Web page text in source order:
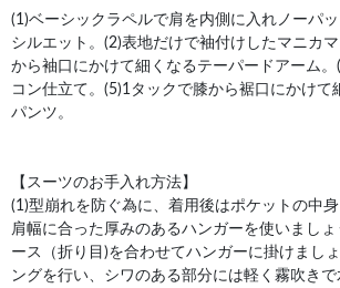
(1)ベーシックラペルで肩を内側に入れノーパ
シルエット。(2)表地だけで袖付けしたマニカ
から袖口にかけて細くなるテーパードアーム
コン仕立て。(5)1タックで膝から裾口にかけて
パンツ。
【スーツのお手入れ方法】
(1)型崩れを防ぐ為に、着用後はポケットの中
肩幅に合った厚みのあるハンガーを使いましょ
ース（折り目)を合わせてハンガーに掛けまし
ングを行い、シワのある部分には軽く霧吹きで